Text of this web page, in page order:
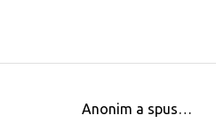
Anonim a spus…